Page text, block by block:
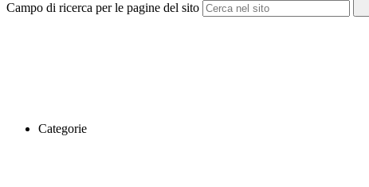
Campo di ricerca per le pagine del sito
Categorie